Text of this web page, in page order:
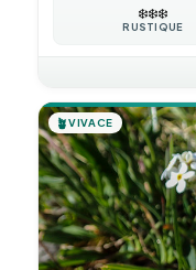
❄️❄️❄️
RUSTIQUE
🪴VIVACE